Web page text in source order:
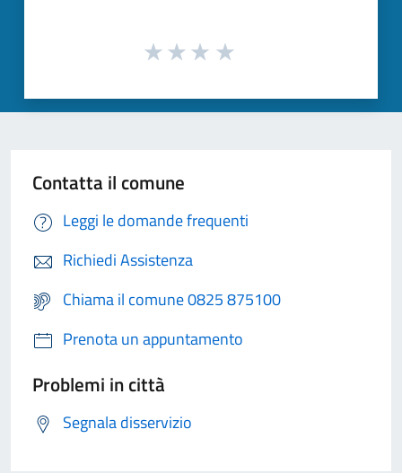
Contatta il comune
Leggi le domande frequenti
Richiedi Assistenza
Chiama il comune 0825 875100
Prenota un appuntamento
Problemi in città
Segnala disservizio